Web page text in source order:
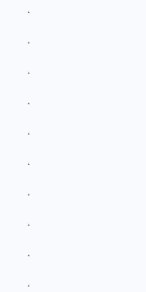
.
.
.
.
.
.
.
.
.
.